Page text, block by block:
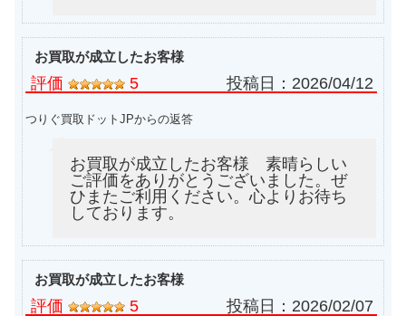
お買取が成立したお客様
評価 5 投稿日： 2026/04/12
つりぐ買取ドットJPからの返答
お買取が成立したお客様 素晴らしい
ご評価をありがとうございました。ぜ
ひまたご利用ください。心よりお待ち
しております。
お買取が成立したお客様
評価 5 投稿日： 2026/02/07